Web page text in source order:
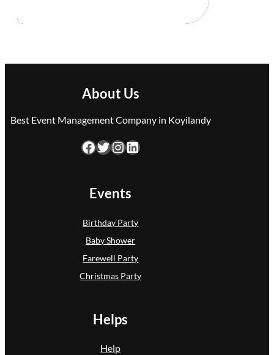
About Us
Best Event Management Company in Koyilandy
Facebook Twitter InstagramLinkedIn
Events
Birthday Party
Baby Shower
Farewell Party
Christmas Party
Helps
Help